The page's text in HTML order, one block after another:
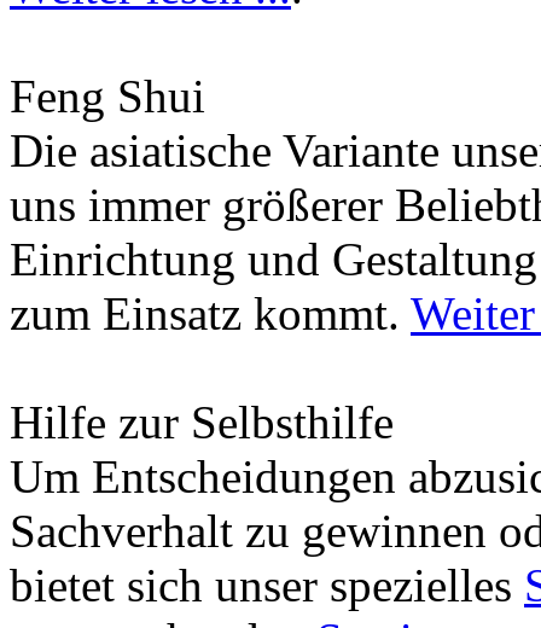
Feng Shui
Die asiatische Variante
uns immer größerer
Einrichtung und
zum Einsatz kommt.
Hilfe zur Selbsthilfe
Um Entscheidungen
Sachverhalt zu gewinnen
bietet sich unser spezielles